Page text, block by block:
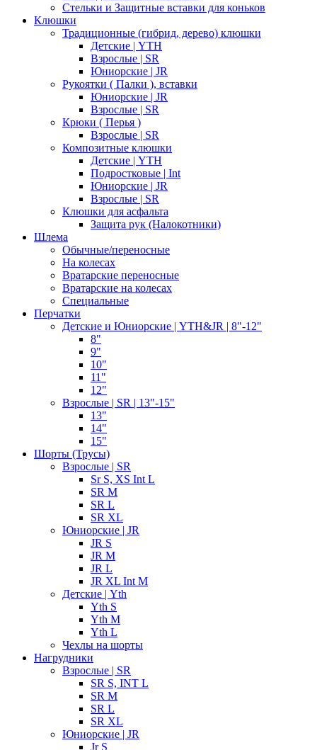
Стельки и Защитные вставки для коньков
Клюшки
Традиционные (гибрид, дерево) клюшки
Детские | YTH
Взрослые | SR
Юниорские | JR
Рукоятки ( Палки ), вставки
Юниорские | JR
Взрослые | SR
Крюки ( Перья )
Взрослые | SR
Композитные клюшки
Детские | YTH
Подростковые | Int
Юниорские | JR
Взрослые | SR
Клюшки для асфальта
Защита рук (Налокотники)
Шлема
Обычные/переносные
На колесах
Вратарские переносные
Вратарские на колесах
Специальные
Перчатки
Детские и Юниорские | YTH&JR | 8"-12"
8"
9"
10"
11"
12"
Взрослые | SR | 13"-15"
13"
14"
15"
Шорты (Трусы)
Взрослые | SR
Sr S, XS Int L
SR M
SR L
SR XL
Юниорские | JR
JR S
JR M
JR L
JR XL Int M
Детские | Yth
Yth S
Yth M
Yth L
Чехлы на шорты
Нагрудники
Взрослые | SR
SR S, INT L
SR M
SR L
SR XL
Юниорские | JR
Jr S